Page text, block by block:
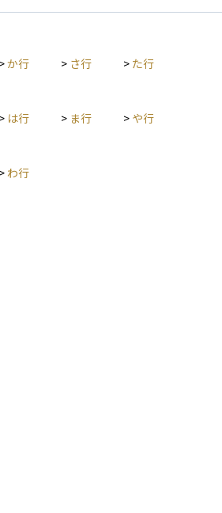
す。 SQ値は取引終了直前ま
オプション取引における損益を最終的に
>か行 > さ行 > た行
> は行 > ま行 > や行
> わ行